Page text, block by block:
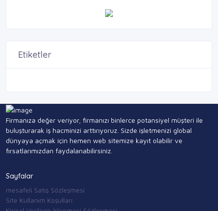
Etiketler
Firmanıza değer veriyor, firmanızı binlerce potansiyel müşteri ile
buluşturarak iş hacminizi arttırıyoruz. Sizde işletmenizi global
dünyaya açmak için hemen web sitemize kayıt olabilir ve
fırsatlarımızdan faydalanabilirsiniz.
Sayfalar
mesafeli Satış Sözleşmesi
Site Kullanım Koşulları